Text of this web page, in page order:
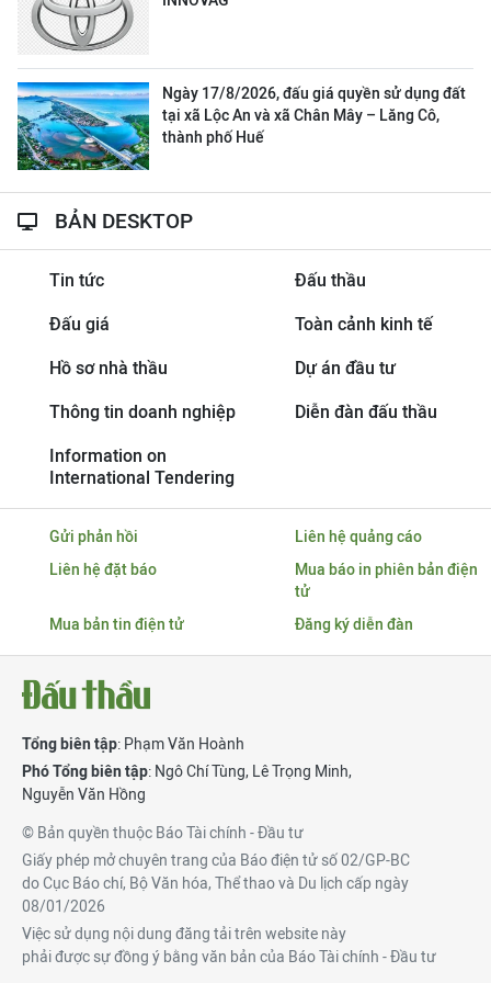
Ngày 17/8/2026, đấu giá quyền sử dụng đất
tại xã Lộc An và xã Chân Mây – Lăng Cô,
thành phố Huế
BẢN DESKTOP
Tin tức Đấu thầu
Đấu giá Toàn cảnh kinh tế
Hồ sơ nhà thầu Dự án đầu tư
Thông tin doanh nghiệp Diễn đàn đấu thầu
Information on
International Tendering
Gửi phản hồi
Liên hệ quảng cáo
Liên hệ đặt báo
Mua báo in phiên bản điện
tử
Mua bản tin điện tử
Đăng ký diễn đàn
Tổng biên tập: Phạm Văn Hoành
Phó Tổng biên tập: Ngô Chí Tùng, Lê Trọng Minh,
Nguyễn Văn Hồng
© Bản quyền thuộc Báo Tài chính - Đầu tư
Giấy phép mở chuyên trang của Báo điện tử số 02/GP-BC
do Cục Báo chí, Bộ Văn hóa, Thể thao và Du lịch cấp ngày
08/01/2026
Việc sử dụng nội dung đăng tải trên website này
phải được sự đồng ý bằng văn bản của Báo Tài chính - Đầu tư